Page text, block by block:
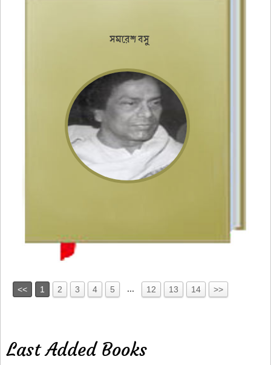
সমরেশ বসু
<< 1 2 3 4 5 ... 12 13 14 >>
Last Added Books